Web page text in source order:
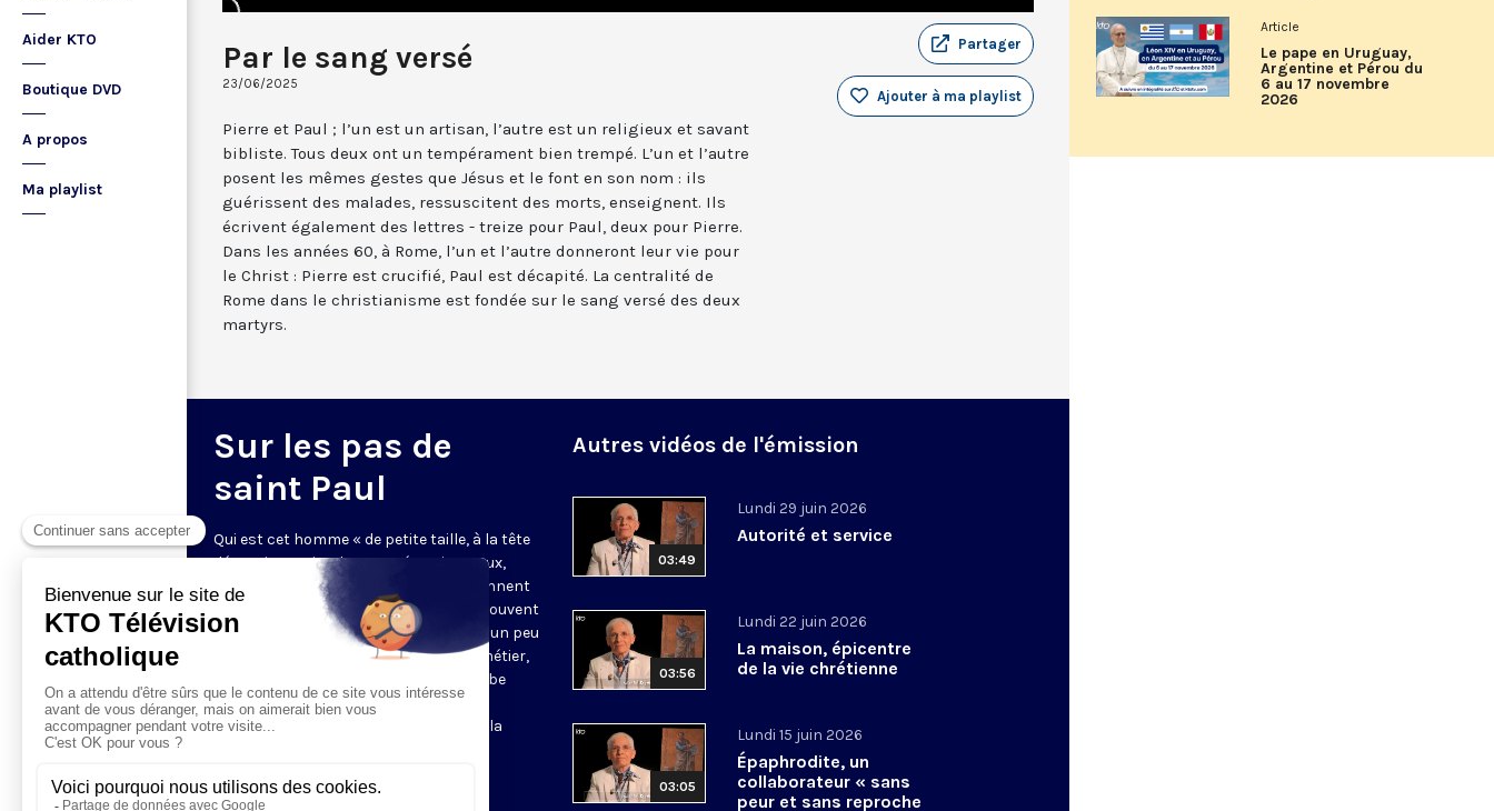
Aider KTO
Boutique DVD
A propos
Ma playlist
Par le sang versé
23/06/2025
Partager
Ajouter à ma playlist
Pierre et Paul ; l’un est un artisan, l’autre est un religieux et savant
bibliste. Tous deux ont un tempérament bien trempé. L’un et l’autre
posent les mêmes gestes que Jésus et le font en son nom : ils
guérissent des malades, ressuscitent des morts, enseignent. Ils
écrivent également des lettres - treize pour Paul, deux pour Pierre.
Dans les années 60, à Rome, l’un et l’autre donneront leur vie pour
le Christ : Pierre est crucifié, Paul est décapité. La centralité de
Rome dans le christianisme est fondée sur le sang versé des deux
martyrs.
Sur les pas de
saint Paul
Qui est cet homme « de petite taille, à la tête
dégarnie, aux jambes arquées, vigoureux,
plein de grâce », dont les paroles résonnent
presque chaque dimanche sans être souvent
commentées ? Voulez-vous connaître un peu
mieux saint Paul, son caractère, son métier,
ses aventures spectaculaires, son verbe
fort, sa folle sagesse ? Laissez-vous
entraîner sur les pas de l'apôtre, avec la
Le lundi soir à 21h30 ; 3 minutes.
Autres vidéos de l'émission
03:49
Lundi 29 juin 2026
Autorité et service
03:56
Lundi 22 juin 2026
La maison, épicentre
de la vie chrétienne
03:05
Lundi 15 juin 2026
Épaphrodite, un
collaborateur « sans
peur et sans reproche
Article
Le pape en Uruguay,
Argentine et Pérou du
6 au 17 novembre
2026